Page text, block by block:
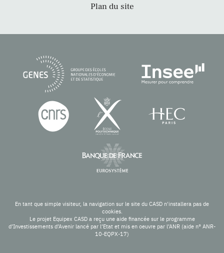
Plan du site
En tant que simple visiteur, la navigation sur le site du CASD n'installera pas de
cookies.
Le projet Equipex CASD a reçu une aide financée sur le programme
d’Investissements d’Avenir lancé par l’Etat et mis en oeuvre par l’ANR (aide n° ANR-
10-EQPX-17)